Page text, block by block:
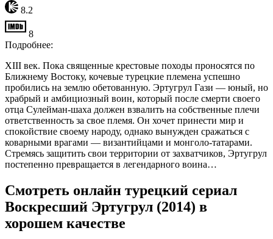
8.2
8
Подробнее:
XIII век. Пока священные крестовые походы проносятся по
Ближнему Востоку, кочевые турецкие племена успешно
пробились на землю обетованную. Эртугрул Гази — юный, но
храбрый и амбициозный воин, который после смерти своего
отца Сулейман-шаха должен взвалить на собственные плечи
ответственность за свое племя. Он хочет принести мир и
спокойствие своему народу, однако вынужден сражаться с
коварными врагами — византийцами и монголо-татарами.
Стремясь защитить свои территории от захватчиков, Эртугрул
постепенно превращается в легендарного воина…
Смотреть онлайн турецкий сериал
Воскресший Эртугрул (2014) в
хорошем качестве